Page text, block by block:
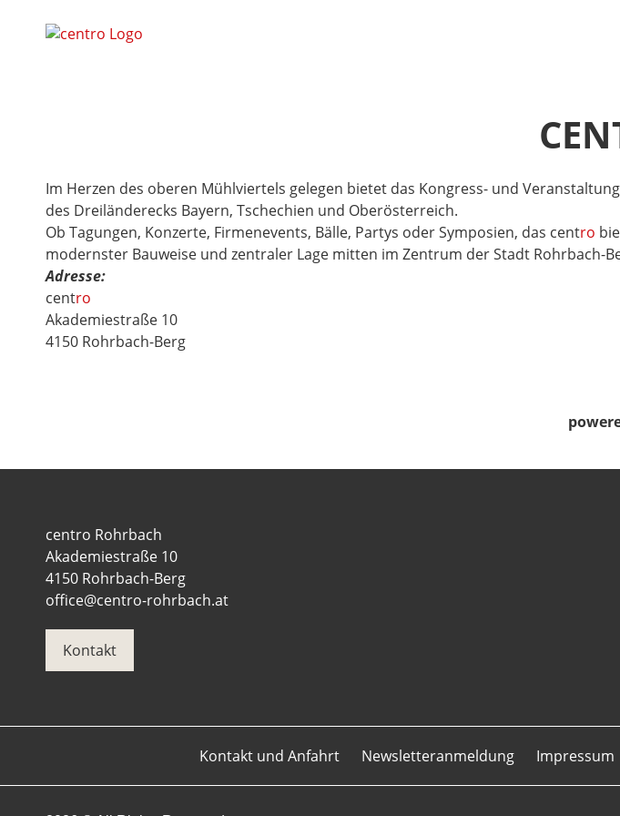
Im Herzen des oberen Mühlviertels gelegen bietet das Kongress- und
des Dreiländerecks Bayern, Tschechien und Oberösterreich.
Ob Tagungen, Konzerte, Firmenevents, Bälle, Partys oder Symposien, das centro
modernster Bauweise und zentraler Lage mitten im Zentrum der Stadt Rohrbach-
Adresse:
centro
Akademiestraße 10
4150 Rohrbach-Berg
centro Rohrbach
Akademiestraße 10
4150 Rohrbach-Berg
office@centro-rohrbach.at
Kontakt
Kontakt und Anfahrt Newsletteranmeldung Impressum